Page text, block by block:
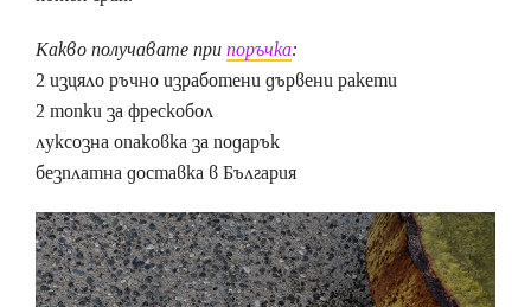
Какво получавате припоръчка:
2 изцяло ръчно изработени дървени ракети
2 топки за фрескобол
луксозна опаковка за подарък
безплатна доставка в България